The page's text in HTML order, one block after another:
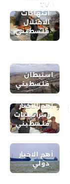
TV
انتهاكات
الاحتلال
فلسطيني
استيطان
فلسطيني
أهم الاخبار
إسرائيليات
فلسطيني
أهم الاخبار
دولي